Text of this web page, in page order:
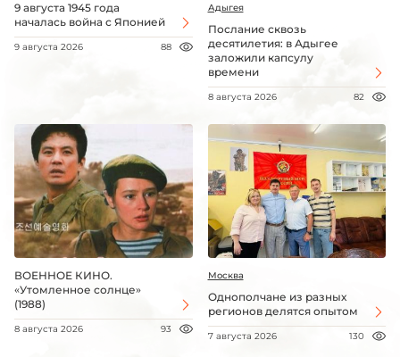
9 августа 1945 года
началась война с Японией
9 августа 2026 88
Адыгея
Послание сквозь
десятилетия: в Адыгее
заложили капсулу
времени
8 августа 2026 82
ВОЕННОЕ КИНО.
«Утомленное солнце»
(1988)
8 августа 2026 93
Москва
Однополчане из разных
регионов делятся опытом
7 августа 2026 130